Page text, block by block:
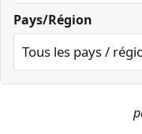
Pays/Région